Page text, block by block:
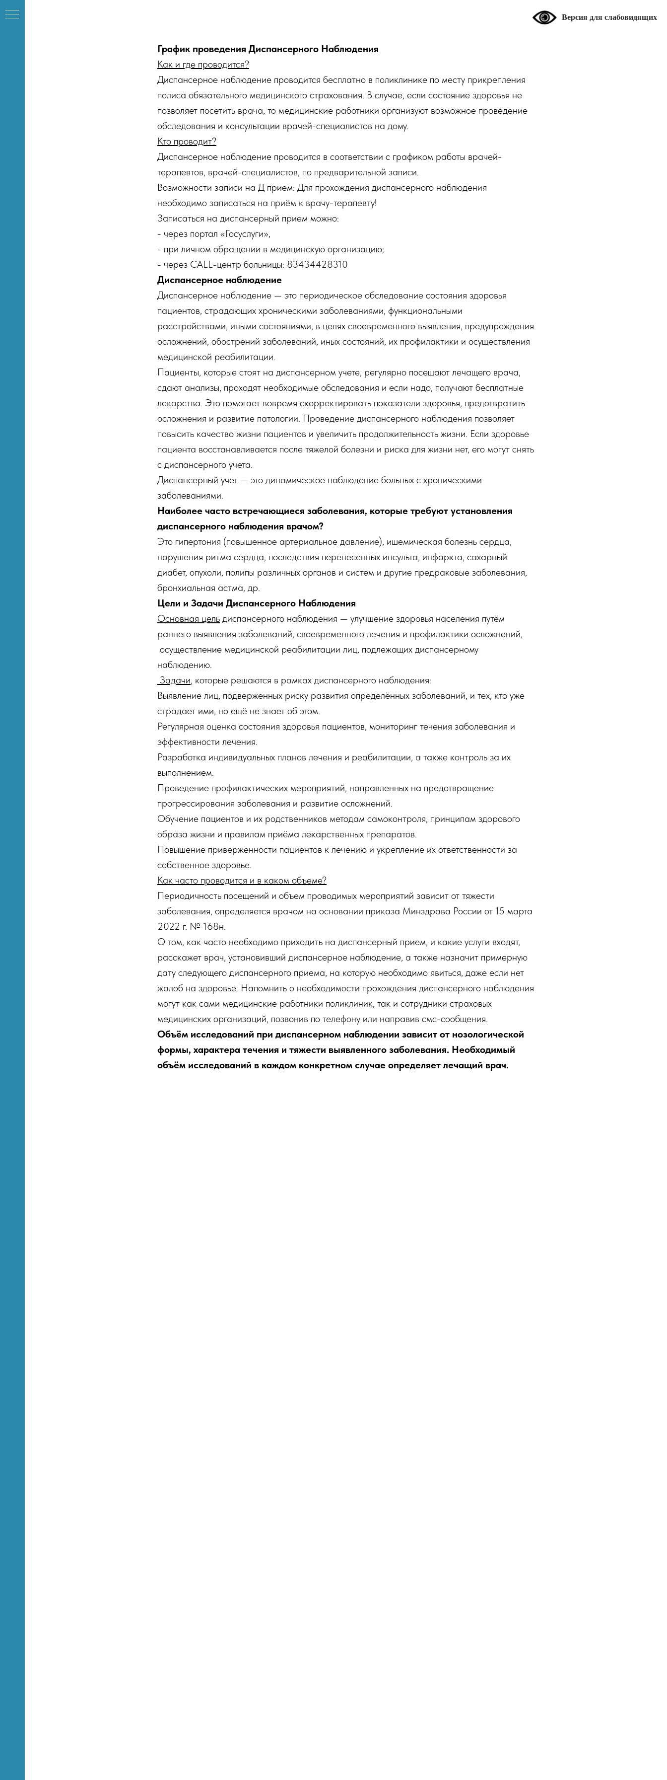
Версия для слабовидящих
График проведения Диспансерного Наблюдения
Как и где проводится?
Диспансерное наблюдение проводится бесплатно в поликлинике по месту прикрепления
полиса обязательного медицинского страхования. В случае, если состояние здоровья не
позволяет посетить врача, то медицинские работники организуют возможное проведение
обследования и консультации врачей-специалистов на дому.
Кто проводит?
Диспансерное наблюдение проводится в соответствии с графиком работы врачей-
терапевтов, врачей-специалистов, по предварительной записи.
Возможности записи на Д прием: Для прохождения диспансерного наблюдения
необходимо записаться на приём к врачу-терапевту!
Записаться на диспансерный прием можно:
- через портал «Госуслуги»,
- при личном обращении в медицинскую организацию;
- через CALL-центр больницы: 83434428310
Диспансерное наблюдение
Диспансерное наблюдение — это периодическое обследование состояния здоровья
пациентов, страдающих хроническими заболеваниями, функциональными
расстройствами, иными состояниями, в целях своевременного выявления, предупреждения
осложнений, обострений заболеваний, иных состояний, их профилактики и осуществления
медицинской реабилитации.
Пациенты, которые стоят на диспансерном учете, регулярно посещают лечащего врача,
сдают анализы, проходят необходимые обследования и если надо, получают бесплатные
лекарства. Это помогает вовремя скорректировать показатели здоровья, предотвратить
осложнения и развитие патологии. Проведение диспансерного наблюдения позволяет
повысить качество жизни пациентов и увеличить продолжительность жизни. Если здоровье
пациента восстанавливается после тяжелой болезни и риска для жизни нет, его могут снять
с диспансерного учета.
Диспансерный учет — это динамическое наблюдение больных с хроническими
заболеваниями.
Наиболее часто встречающиеся заболевания, которые требуют установления
диспансерного наблюдения врачом?
Это гипертония (повышенное артериальное давление), ишемическая болезнь сердца,
нарушения ритма сердца, последствия перенесенных инсульта, инфаркта, сахарный
диабет, опухоли, полипы различных органов и систем и другие предраковые заболевания,
бронхиальная астма, др.
Цели и Задачи Диспансерного Наблюдения
Основная цель диспансерного наблюдения — улучшение здоровья населения путём
раннего выявления заболеваний, своевременного лечения и профилактики осложнений,
осуществление медицинской реабилитации лиц, подлежащих диспансерному
наблюдению.
Задачи, которые решаются в рамках диспансерного наблюдения:
Выявление лиц, подверженных риску развития определённых заболеваний, и тех, кто уже
страдает ими, но ещё не знает об этом.
Регулярная оценка состояния здоровья пациентов, мониторинг течения заболевания и
эффективности лечения.
Разработка индивидуальных планов лечения и реабилитации, а также контроль за их
выполнением.
Проведение профилактических мероприятий, направленных на предотвращение
прогрессирования заболевания и развитие осложнений.
Обучение пациентов и их родственников методам самоконтроля, принципам здорового
образа жизни и правилам приёма лекарственных препаратов.
Повышение приверженности пациентов к лечению и укрепление их ответственности за
собственное здоровье.
Как часто проводится и в каком объеме?
Периодичность посещений и объем проводимых мероприятий зависит от тяжести
заболевания, определяется врачом на основании приказа Минздрава России от 15 марта
2022 г. № 168н.
О том, как часто необходимо приходить на диспансерный прием, и какие услуги входят,
расскажет врач, установивший диспансерное наблюдение, а также назначит примерную
дату следующего диспансерного приема, на которую необходимо явиться, даже если нет
жалоб на здоровье. Напомнить о необходимости прохождения диспансерного наблюдения
могут как сами медицинские работники поликлиник, так и сотрудники страховых
медицинских организаций, позвонив по телефону или направив смс-сообщения.
Объём исследований при диспансерном наблюдении зависит от нозологической
формы, характера течения и тяжести выявленного заболевания. Необходимый
объём исследований в каждом конкретном случае определяет лечащий врач.